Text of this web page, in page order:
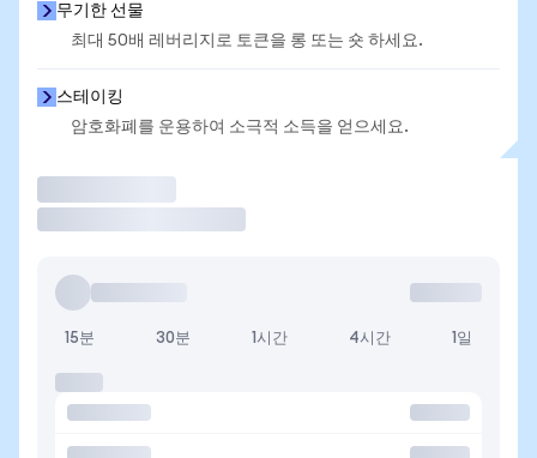
무기한 선물
최대 50배 레버리지로 토큰을 롱 또는 숏 하세요.
스테이킹
암호화폐를 운용하여 소극적 소득을 얻으세요.
15분 30분 1시간 4시간 1일